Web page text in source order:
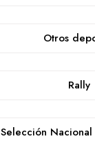
Otros
Rally
Selección